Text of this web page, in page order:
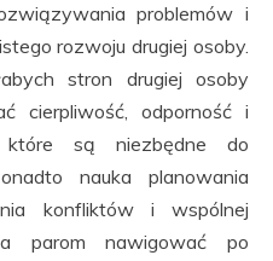
problemów i
rozwoju drugiej osoby.
stron drugiej osoby
cierpliwość, odporność i
są niezbędne do
nauka planowania
konfliktów i wspólnej
parom nawigować po